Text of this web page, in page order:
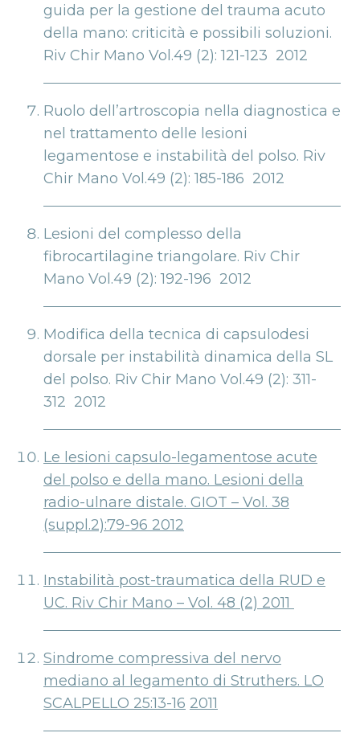
guida per la gestione del trauma acuto
della mano: criticità e possibili soluzioni.
Riv Chir Mano Vol.49 (2): 121-123 2012
Ruolo dell’artroscopia nella diagnostica e
nel trattamento delle lesioni
legamentose e instabilità del polso. Riv
Chir Mano Vol.49 (2): 185-186 2012
Lesioni del complesso della
fibrocartilagine triangolare. Riv Chir
Mano Vol.49 (2): 192-196 2012
Modifica della tecnica di capsulodesi
dorsale per instabilità dinamica della SL
del polso. Riv Chir Mano Vol.49 (2): 311-
312 2012
Le lesioni capsulo-legamentose acute
del polso e della mano. Lesioni della
radio-ulnare distale. GIOT – Vol. 38
(suppl.2):79-96 2012
Instabilità post-traumatica della RUD e
UC. Riv Chir Mano – Vol. 48 (2) 2011
Sindrome compressiva del nervo
mediano al legamento di Struthers. LO
SCALPELLO 25:13-16 2011